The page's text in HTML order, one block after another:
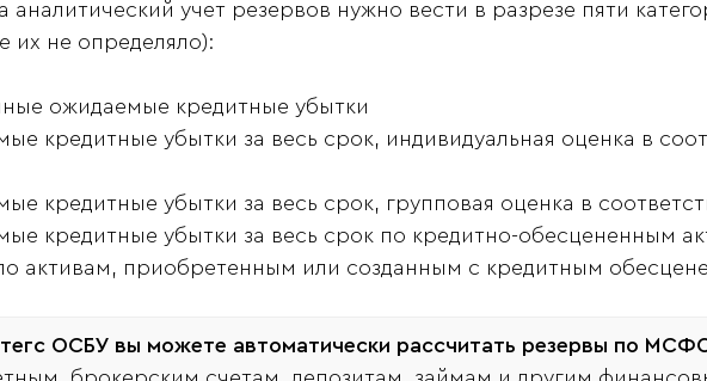
аналитический учет резервов нужно вести в разрезе пяти
их не определяло):
ожидаемые кредитные убытки
кредитные убытки за весь срок, индивидуальная оценка в
кредитные убытки за весь срок, групповая оценка в
кредитные убытки за весь срок по кредитно-обесцененным
активам, приобретенным или созданным с кредитным
ОСБУ вы можете автоматически рассчитать резервы по